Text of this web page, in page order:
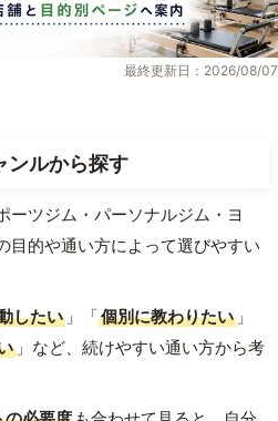
最終更新日：2026/08/07
ンルから探す
ーツジム・パーソナルジム・ヨ
目的や通い方によって選びやすい
したい 」「個別に教わりたい 」
」など、続けやすい通い方から考